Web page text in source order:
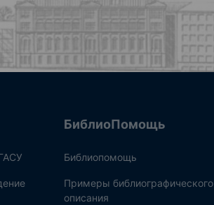
БиблиоПомощь
Библиопомощь
Примеры библиографического
описания